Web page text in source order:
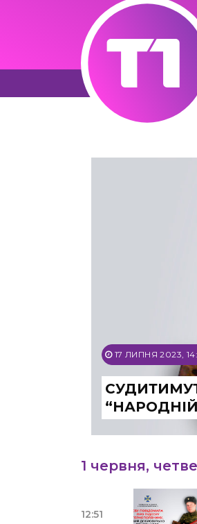
ЛНР АРХІВИ -
17 ЛИПНЯ 2023,
1 червня,
12:51